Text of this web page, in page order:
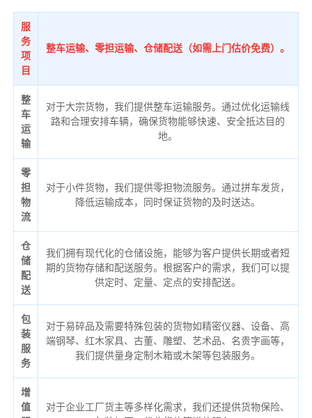
服
务
项
目
整车运输、零担运输、仓储配送（如需上门估价免费）。
整
车
运
输
对于大宗货物，我们提供整车运输服务。通过优化运输线
路和合理安排车辆，确保货物能够快速、安全抵达目的
地。
零
担
物
流
对于小件货物，我们提供零担物流服务。通过拼车发货，
降低运输成本，同时保证货物的及时送达。
仓
储
配
送
我们拥有现代化的仓储设施，能够为客户提供长期或者短
期的货物存储和配送服务。根据客户的需求，我们可以提
供定时、定量、定点的安排配送。
包
装
服
务
对于易碎品及需要特殊包装的货物如精密仪器、设备、高
端钢琴、红木家具、古董、雕塑、艺术品、名贵字画等，
我们提供量身定制木箱或木架等包装服务。
增
值
对于企业工厂货主等多样化需求，我们还提供货物保险、